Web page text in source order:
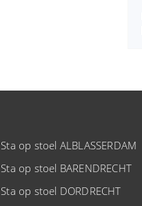
Sta op stoel ALBLASSERDAM
Sta op stoel BARENDRECHT
Sta op stoel DORDRECHT